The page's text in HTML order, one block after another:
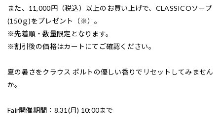
また、11,000円（税込）以上のお買い上げで、CLASSICOソープ
(150ｇ)をプレゼント（※）。
※先着順・数量限定となります。
※割引後の価格はカートにてご確認ください。
夏の暑さをクラウス ポルトの優しい香りでリセットしてみません
か。
Fair開催期間：8.31(月) 10:00まで